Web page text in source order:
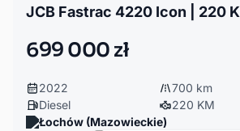
699 000 zł
2022
700 km
Diesel
220 KM
Łochów (Mazowieckie)